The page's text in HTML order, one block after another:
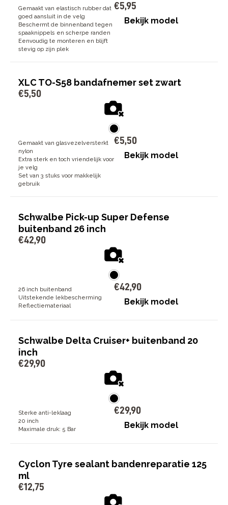
Gemaakt van elastisch rubber dat
goed aansluit in de velg
Beschermt de binnenband tegen
spaaknippels en scherpe randen
Eenvoudig te monteren en blijft
stevig op zijn plek
€5,95
Bekijk model
XLC TO-S58 bandafnemer set zwart
€5,50
Gemaakt van glasvezelversterkt
nylon
Extra sterk en toch vriendelijk voor
je velg
Set van 3 stuks voor makkelijk
gebruik
€5,50
Bekijk model
Schwalbe Pick-up Super Defense
buitenband 26 inch
€42,90
26 inch buitenband
Uitstekende lekbescherming
Reflectiemateriaal
€42,90
Bekijk model
Schwalbe Delta Cruiser+ buitenband 20
inch
€29,90
Sterke anti-leklaag
20 inch
Maximale druk: 5 Bar
€29,90
Bekijk model
Cyclon Tyre sealant bandenreparatie 125
ml
€12,75